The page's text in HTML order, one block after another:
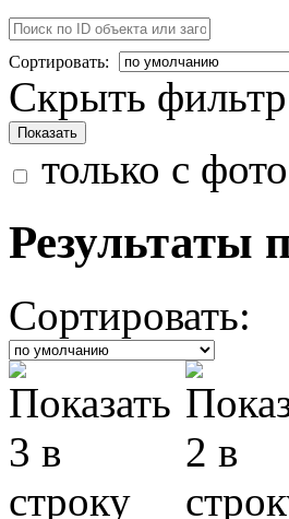
Сортировать:
Скрыть фильтр
только с фото
Результаты
Сортировать: